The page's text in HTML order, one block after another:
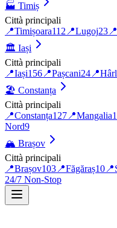
🏭 Timiș
Città principali
📍Timișoara112 📍Lugoj23 📍
🏛️ Iași
Città principali
📍Iași156 📍Pașcani24 📍
🏖️ Constanța
Città principali
📍Constanța127 📍Mangalia
Nord9
🏔️ Brașov
Città principali
📍Brașov103 📍Făgăraș10 📍
24/7 Non-Stop